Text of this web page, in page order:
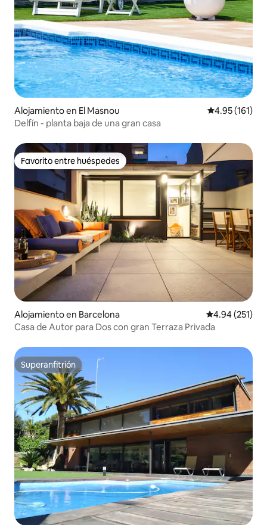
Alojamiento en El Masnou Calificación
4.95 (161)
Delfín - planta baja de una gran casa
Favorito entre huéspedes
Favorito entre huéspedes
Alojamiento en Barcelona Calificación
4.94 (251)
Casa de Autor para Dos con gran Terraza Privada
Superanfitrión
Superanfitrión